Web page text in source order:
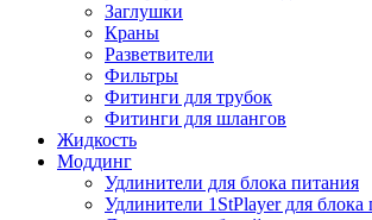
Заглушки
Краны
Разветвители
Фильтры
Фитинги для трубок
Фитинги для шлангов
Жидкость
Моддинг
Удлинители для блока питания
Удлинители 1StPlayer для блока